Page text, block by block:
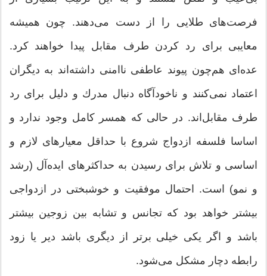
فرصت‌های طلایی را از دست می‌دهند. چون همیشه
معایبی برای رد كردن طرف مقابل پیدا خواهند كرد.
عده‌ای هم‌چون پیوند عاطفی ناامنی داشته‌اند به دیگران
اعتماد نمی‌كنند و ناخودآگاه دنبال مدرك و دلیل برای رد
طرف مقابل‌اند. در حالی كه همسر كامل وجود ندارد و
اساسا فلسفه ازدواج شروع با حداقل معیارهای لازم و
اساسی و تلاش برای رسیدن به حداكثر‌های ایده‌آل (رشد
و نمو) است. احتمال موفقیت و خوشبختی در ازدواجی
بیشتر خواهد بود كه تجانس و تشابه بین زوجین بیشتر
باشد و اگر یكی خیلی برتر از دیگری باشد دیر یا زود
رابطه دچار مشكل می‌شود.